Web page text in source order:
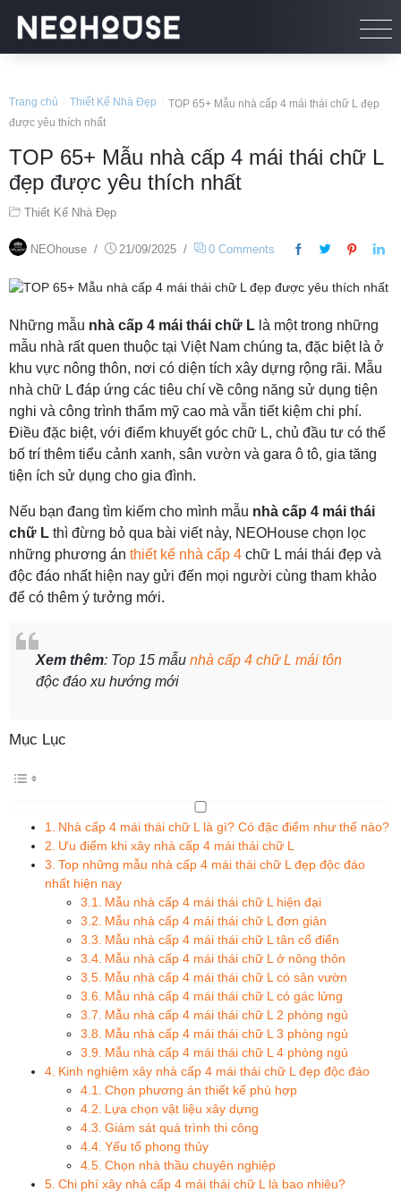
Trang chủ Thiết Kế Nhà Đẹp
TOP 65+ Mẫu nhà cấp 4 mái thái chữ L đẹp
được yêu thích nhất
TOP 65+ Mẫu nhà cấp 4 mái thái chữ L
đẹp được yêu thích nhất
Thiết Kế Nhà Đẹp
NEOhouse / 21/09/2025 / 0 Comments
Những mẫu nhà cấp 4 mái thái chữ L là một trong những
mẫu nhà rất quen thuộc tại Việt Nam chúng ta, đặc biệt là ở
khu vực nông thôn, nơi có diện tích xây dựng rộng rãi. Mẫu
nhà chữ L đáp ứng các tiêu chí về công năng sử dụng tiện
nghi và công trình thẩm mỹ cao mà vẫn tiết kiệm chi phí.
Điều đặc biệt, với điểm khuyết góc chữ L, chủ đầu tư có thể
bố trí thêm tiểu cảnh xanh, sân vườn và gara ô tô, gia tăng
tiện ích sử dụng cho gia đình.
Nếu bạn đang tìm kiếm cho mình mẫu nhà cấp 4 mái thái
chữ L thì đừng bỏ qua bài viết này, NEOHouse chọn lọc
những phương án thiết kế nhà cấp 4 chữ L mái thái đẹp và
độc đáo nhất hiện nay gửi đến mọi người cùng tham khảo
để có thêm ý tưởng mới.
Xem thêm: Top 15 mẫu nhà cấp 4 chữ L mái tôn
độc đáo xu hướng mới
Mục Lục
Nhà cấp 4 mái thái chữ L là gì? Có đặc điểm như thế nào?
Ưu điểm khi xây nhà cấp 4 mái thái chữ L
Top những mẫu nhà cấp 4 mái thái chữ L đẹp độc đáo
nhất hiện nay
Mẫu nhà cấp 4 mái thái chữ L hiện đại
Mẫu nhà cấp 4 mái thái chữ L đơn giản
Mẫu nhà cấp 4 mái thái chữ L tân cổ điển
Mẫu nhà cấp 4 mái thái chữ L ở nông thôn
Mẫu nhà cấp 4 mái thái chữ L có sân vườn
Mẫu nhà cấp 4 mái thái chữ L có gác lửng
Mẫu nhà cấp 4 mái thái chữ L 2 phòng ngủ
Mẫu nhà cấp 4 mái thái chữ L 3 phòng ngủ
Mẫu nhà cấp 4 mái thái chữ L 4 phòng ngủ
Kinh nghiệm xây nhà cấp 4 mái thái chữ L đẹp độc đáo
Chọn phương án thiết kế phù hợp
Lựa chọn vật liệu xây dựng
Giám sát quá trình thi công
Yếu tố phong thủy
Chọn nhà thầu chuyên nghiệp
Chi phí xây nhà cấp 4 mái thái chữ L là bao nhiêu?